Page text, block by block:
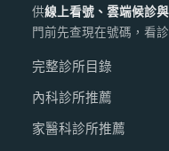
供線上看號、雲端候診
門前先查現在號碼，看
完整診所目錄
內科診所推薦
家醫科診所推薦